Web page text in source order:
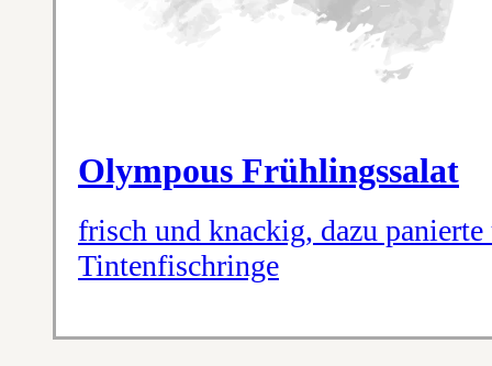
Olympous Frühlingssalat
frisch und knackig, dazu
Tintenfischringe